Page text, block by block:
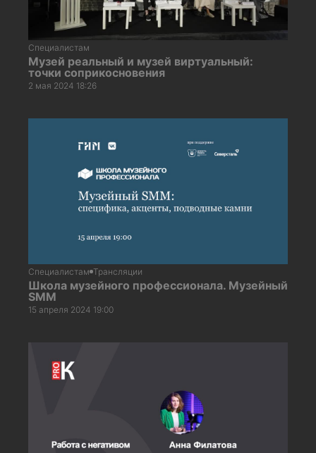
Специалистам
Музей реальный и музей виртуальный:
точки соприкосновения
2 мая 2024 18:26
Специалистам Трансляции
Школа музейного профессионала. Музейный
SMM
15 апреля 2024 19:00